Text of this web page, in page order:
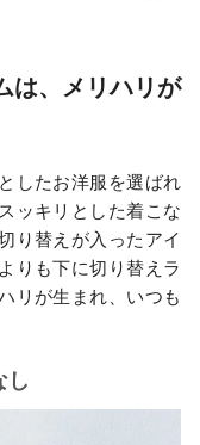
は、メリハリが
したお洋服を選ばれ
ッキリとした着こな
り替えが入ったアイ
りも下に切り替えラ
リが生まれ、いつも
し